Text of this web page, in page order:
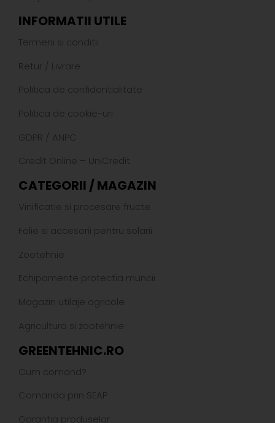
INFORMATII UTILE
Termeni si conditii
Retur / Livrare
Politica de confidentialitate
Politica de cookie-uri
GDPR / ANPC
Credit Online – UniCredit
CATEGORII / MAGAZIN
Vinificatie si procesare fructe
Folie si accesorii pentru solarii
Zootehnie
Echipamente protectia muncii
Magazin utilaje agricole
Agricultura si zootehnie
GREENTEHNIC.RO
Cum comand?
Comanda prin SEAP
Garantia produselor